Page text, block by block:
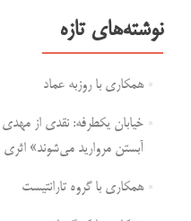
نوشته‌های تازه
همکاری با روزبه عماد
خیابان یکطرفه: نقدی از
آبستن مروارید می‌شوند»
همکاری با گروه تارانتیست